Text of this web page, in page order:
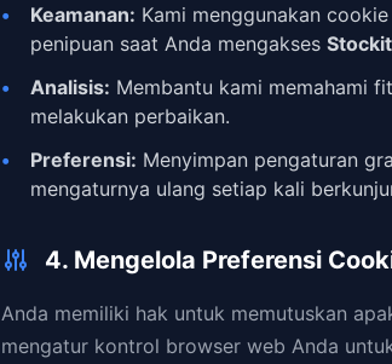
Keamanan: Kami menggunakan
penipuan saat Anda mengakses
Analisis: Membantu kami memahami
melakukan perbaikan.
Preferensi: Menyimpan pengaturan
mengaturnya ulang setiap kali
4. Mengelola Preferensi
Anda memiliki hak untuk memutuskan
mengatur kontrol browser web Anda